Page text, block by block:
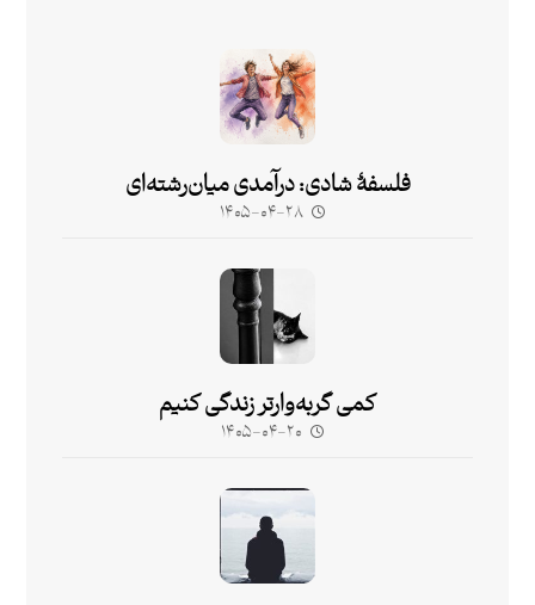
فلسفۀ شادی: درآمدی میان‌رشته‌ای
۱۴۰۵-۰۴-۲۸
کمی گربه‌وارتر زندگی کنیم
۱۴۰۵-۰۴-۲۰